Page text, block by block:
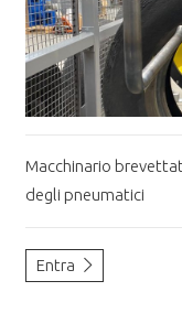
Macchinario
degli pneumatici
Entra